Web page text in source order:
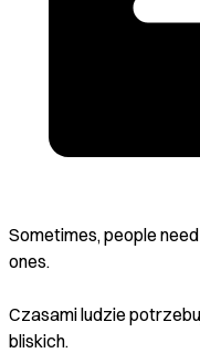
Sometimes, people
ones.
Czasami ludzie
bliskich.